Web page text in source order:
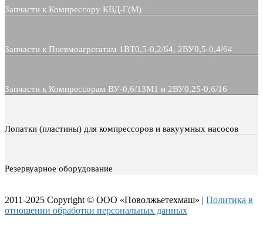
Запчасти к Компрессору КВД-Г(М)
Запчасти к Пневмоагрегатам 1ВТ0,5-0,2/64, 2ВУ0,5-0,4/64
Запчасти к Компрессорам ВУ-0,6/13М1 и 2ВУ0,25-0,6/16
Лопатки (пластины) для компрессоров и вакуумных насосов
Резервуарное оборудование
2011-2025 Copyright © ООО «Поволжьетехмаш» | Политика в
отношении обработки персональных данных